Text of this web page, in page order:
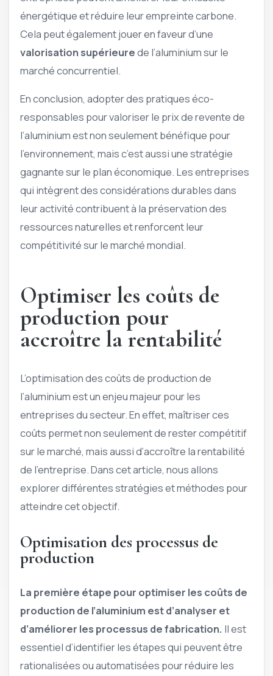
énergétique et réduire leur empreinte carbone.
Cela peut également jouer en faveur d’une
valorisation supérieurede l’aluminium sur le
marché concurrentiel.
En conclusion, adopter des pratiques éco-
responsables pour valoriser le prix de revente de
l’aluminium est non seulement bénéfique pour
l’environnement, mais c’est aussi une stratégie
gagnante sur le plan économique. Les entreprises
qui intègrent des considérations durables dans
leur activité contribuent à la préservation des
ressources naturelles et renforcent leur
compétitivité sur le marché mondial.
Optimiser les coûts de
production pour
accroître la rentabilité
L’optimisation des coûts de production de
l’aluminium est un enjeu majeur pour les
entreprises du secteur. En effet, maîtriser ces
coûts permet non seulement de rester compétitif
sur le marché, mais aussi d’accroître la rentabilité
de l’entreprise. Dans cet article, nous allons
explorer différentes stratégies et méthodes pour
atteindre cet objectif.
Optimisation des processus de
production
La première étape pour optimiser les coûts de
production de l’aluminium est d’analyser et
d’améliorer les processus de fabrication. Il est
essentiel d’identifier les étapes qui peuvent être
rationalisées ou automatisées pour réduire les